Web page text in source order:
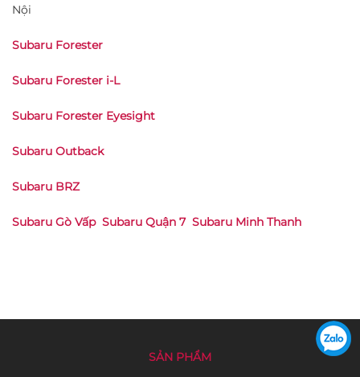
Nội
Subaru Forester
Subaru Forester i-L
Subaru Forester Eyesight
Subaru Outback
Subaru BRZ
Subaru Gò Vấp Subaru Quận 7 Subaru Minh Thanh
SẢN PHẨM